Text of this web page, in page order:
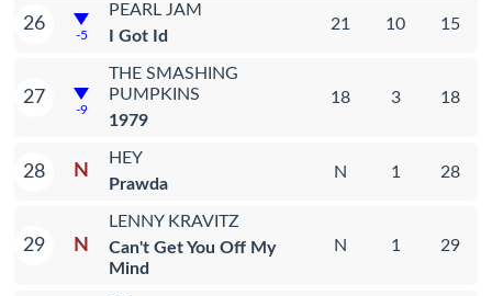
26
-5
PEARL JAM
I Got Id
21 10 15
27
-9
THE SMASHING
PUMPKINS
1979
18 3 18
28 N
HEY
Prawda
N 1 28
29 N
LENNY KRAVITZ
Can't Get You Off My
Mind
N 1 29